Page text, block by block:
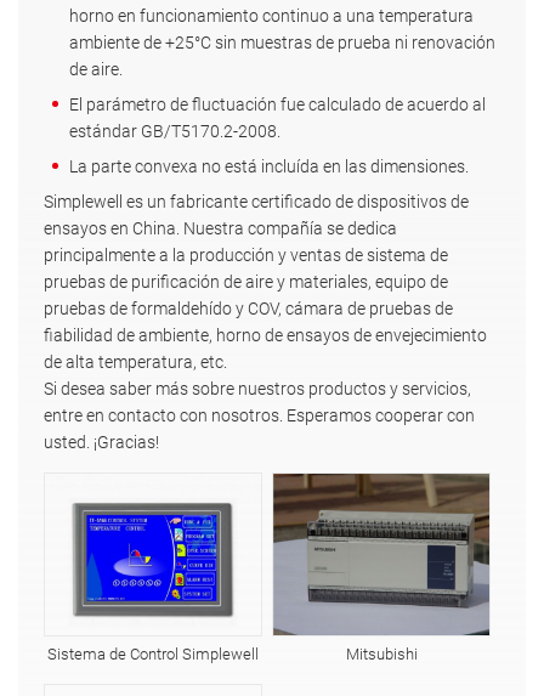
horno en funcionamiento continuo a una temperatura
ambiente de +25°C sin muestras de prueba ni renovación
de aire.
El parámetro de fluctuación fue calculado de acuerdo al
estándar GB/T5170.2-2008.
La parte convexa no está incluída en las dimensiones.
Simplewell es un fabricante certificado de dispositivos de
ensayos en China. Nuestra compañía se dedica
principalmente a la producción y ventas de sistema de
pruebas de purificación de aire y materiales, equipo de
pruebas de formaldehído y COV, cámara de pruebas de
fiabilidad de ambiente, horno de ensayos de envejecimiento
de alta temperatura, etc.
Si desea saber más sobre nuestros productos y servicios,
entre en contacto con nosotros. Esperamos cooperar con
usted. ¡Gracias!
Sistema de Control Simplewell Mitsubishi